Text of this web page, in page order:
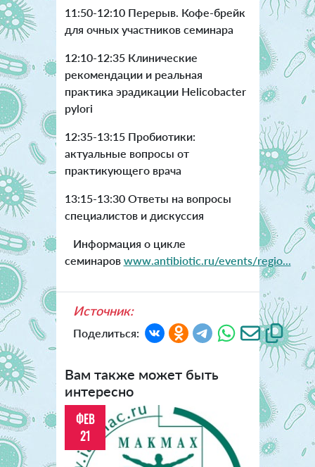
11:50-12:10 Перерыв. Кофе-брейк
для очных участников семинара
12:10-12:35 Клинические
рекомендации и реальная
практика эрадикации Helicobacter
pylori
12:35-13:15 Пробиотики:
актуальные вопросы от
практикующего врача
13:15-13:30 Ответы на вопросы
специалистов и дискуссия
Информация о цикле
семинаров www.antibiotic.ru/events/regio...
Источник:
Поделиться:
Вам также может быть
интересно
ФЕВ
21